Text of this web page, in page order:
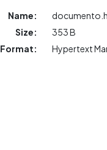
Name:
Size:
353 B
Format:
Hypertext